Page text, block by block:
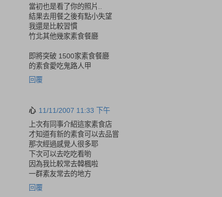
當初也是看了你的照片..
結果去用餐之後有點小失望
我還是比較習慣
竹北其他幾家素食餐廳
即將突破 1500家素食餐廳
的素食愛吃鬼路人甲
回覆
心 11/11/2007 11:33 下午
上次有同事介紹這家素食店
才知道有新的素食可以去品嘗
那次經過感覺人很多耶
下次可以去吃吃看喲
因為我比較常去韓楓啦
一群素友常去的地方
回覆